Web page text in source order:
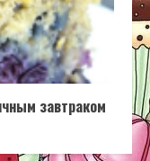
завтраком